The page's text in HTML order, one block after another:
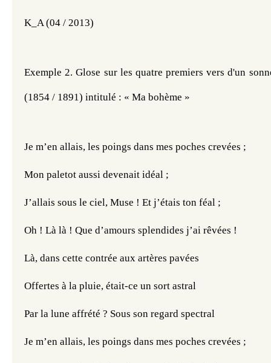
K_A (04 / 2013)
Exemple 2. Glose sur les quatre premiers vers d'un
(1854 / 1891) intitulé : « Ma bohème »
Je m’en allais, les poings dans mes poches crevées ;
Mon paletot aussi devenait idéal ;
J’allais sous le ciel, Muse ! Et j’étais ton féal ;
Oh ! Là là ! Que d’amours splendides j’ai rêvées !
Là, dans cette contrée aux artères pavées
Offertes à la pluie, était-ce un sort astral
Par la lune affrété ? Sous son regard spectral
Je m’en allais, les poings dans mes poches crevées ;